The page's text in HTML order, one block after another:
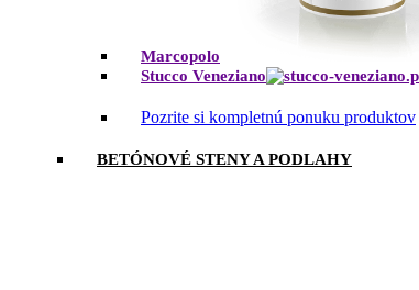
Marcopolo
Stucco Veneziano
Pozrite si kompletnú ponuku produktov
BETÓNOVÉ STENY A PODLAHY